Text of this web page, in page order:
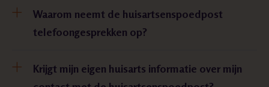
Waarom neemt de huisartsenspoedpost
telefoongesprekken op?
Krijgt mijn eigen huisarts informatie over mijn